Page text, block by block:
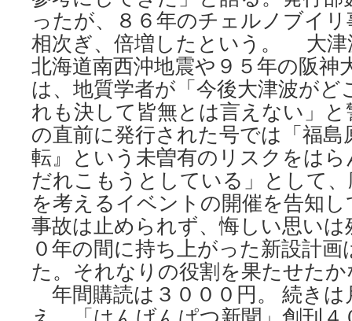
ったが、８６年のチェルノブイ
相次ぎ、倍増したという。 大津
北海道南西沖地震や９５年の阪神
は、地質学者が「今後大津波がど
れも決して皆無とは言えない」
の直前に発行された号では「福島
転』という未曽有のリスクをは
だれこもうとしている」として
を考えるイベントの開催を告知
事故は止められず、悔しい思い
０年の間に持ち上がった新設計
た。それなりの役割を果たせた
年間購読は３０００円。 続きは